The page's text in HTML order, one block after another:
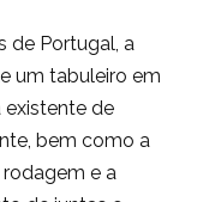
de Portugal, a
um tabuleiro em
de
bem como a
e a